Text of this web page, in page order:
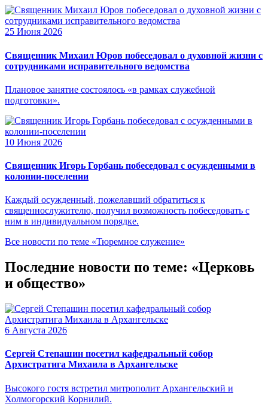
25 Июня 2026
Священник Михаил Юров побеседовал о духовной жизни с
сотрудниками исправительного ведомства
Плановое занятие состоялось «в рамках служебной
подготовки».
10 Июня 2026
Священник Игорь Горбань побеседовал с осужденными в
колонии-поселении
Каждый осужденный, пожелавший обратиться к
священнослужителю, получил возможность побеседовать с
ним в индивидуальном порядке.
Все новости по теме «Тюремное служение»
Последние новости по теме: «Церковь
и общество»
6 Августа 2026
Сергей Степашин посетил кафедральный собор
Архистратига Михаила в Архангельске
Высокого гостя встретил митрополит Архангельский и
Холмогорский Корнилий.